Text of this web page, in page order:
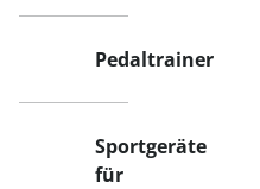
Pedaltrainer
Sportgeräte
für